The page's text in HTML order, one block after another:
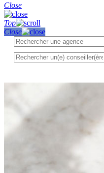
Close
Top
Close